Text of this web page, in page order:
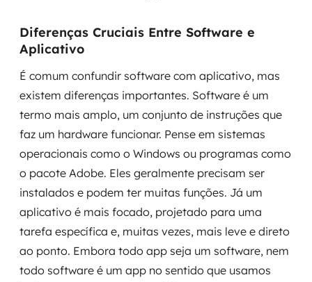
Diferenças Cruciais Entre Software e
Aplicativo
É comum confundir software com aplicativo, mas
existem diferenças importantes. Software é um
termo mais amplo, um conjunto de instruções que
faz um hardware funcionar. Pense em sistemas
operacionais como o Windows ou programas como
o pacote Adobe. Eles geralmente precisam ser
instalados e podem ter muitas funções. Já um
aplicativo é mais focado, projetado para uma
tarefa específica e, muitas vezes, mais leve e direto
ao ponto. Embora todo app seja um software, nem
todo software é um app no sentido que usamos